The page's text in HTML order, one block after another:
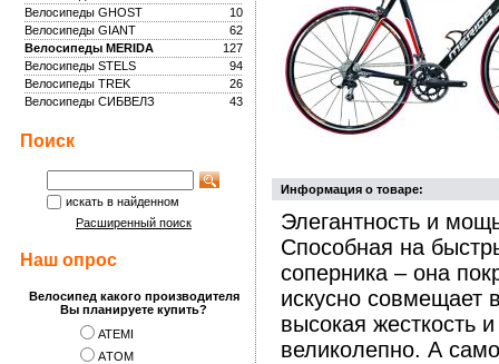
10
Велосипеды GHOST
62
Велосипеды GIANT
127
Велосипеды MERIDA
94
Велосипеды STELS
26
Велосипеды TREK
43
Велосипеды СИБВЕЛЗ
Поиск
искать в найденном
Расширенный поиск
Наш опрос
Велосипед какого производителя
Вы планируете купить?
ATEMI
АTOM
Информация о товаре:
Элегантность и
Способная на
соперника – она
искусно совмещает
высокая жесткость
великолепно. А